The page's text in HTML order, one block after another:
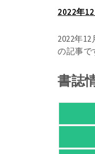
2022年
2022年
の記事で
書誌